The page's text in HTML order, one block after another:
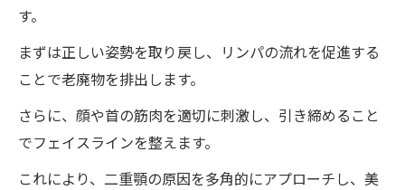
す。
まずは正しい姿勢を取り戻し、リンパの流れを促進する
ことで老廃物を排出します。
さらに、顔や首の筋肉を適切に刺激し、引き締めること
でフェイスラインを整えます。
これにより、二重顎の原因を多角的にアプローチし、美